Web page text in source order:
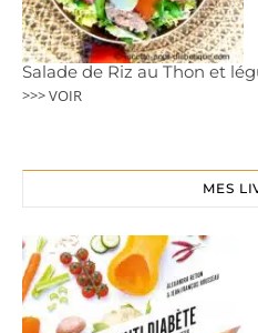
Salade de Riz au Thon et
>>> VOIR
MES